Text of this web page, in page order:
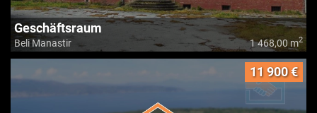
Geschäftsraum
Beli Manastir 1 468,00 m2
11 900 €